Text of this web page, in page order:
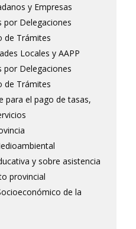
y Empresas
por Delegaciones
de Trámites
Locales y AAPP
por Delegaciones
de Trámites
para el pago de tasas,
y sobre asistencia
provincial
de la